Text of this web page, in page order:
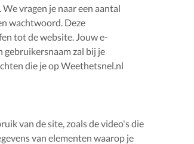
vragen je naar een aantal
wachtwoord. Deze
tot de website. Jouw e-
gebruikersnaam zal bij je
die je op Weethetsnel.nl
van de site, zoals de video's die
van elementen waarop je